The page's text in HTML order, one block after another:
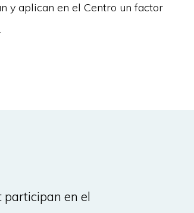
y aplican en el Centro un factor
en el